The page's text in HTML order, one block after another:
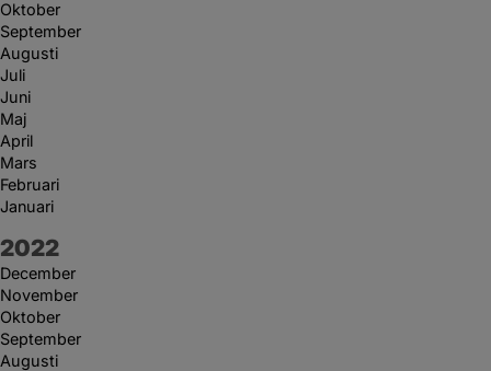
Oktober
September
Augusti
Juli
Juni
Maj
April
Mars
Februari
Januari
År:
2022
December
November
Oktober
September
Augusti